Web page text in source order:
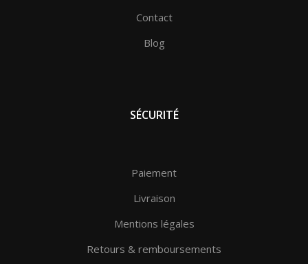
Contact
Blog
SÉCURITÉ
Paiement
Livraison
Mentions légales
Retours & remboursements